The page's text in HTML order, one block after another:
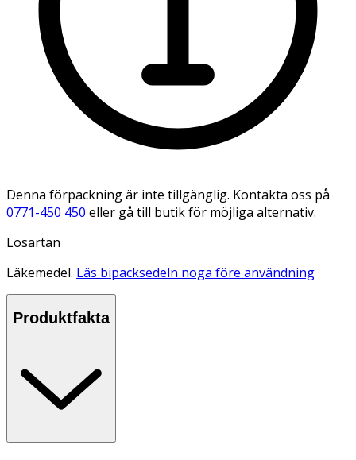
Denna förpackning är inte tillgänglig. Kontakta oss på
0771-450 450 eller gå till butik för möjliga alternativ.
Losartan
Läkemedel. Läs bipacksedeln noga före användning
Produktfakta